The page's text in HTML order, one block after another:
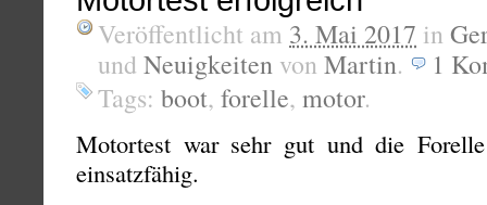
Veröffentlicht am 3. Mai 2017 in
und Neuigkeiten von Martin. 1
Tags: boot, forelle, motor.
Motortest war sehr gut und die
einsatzfähig.